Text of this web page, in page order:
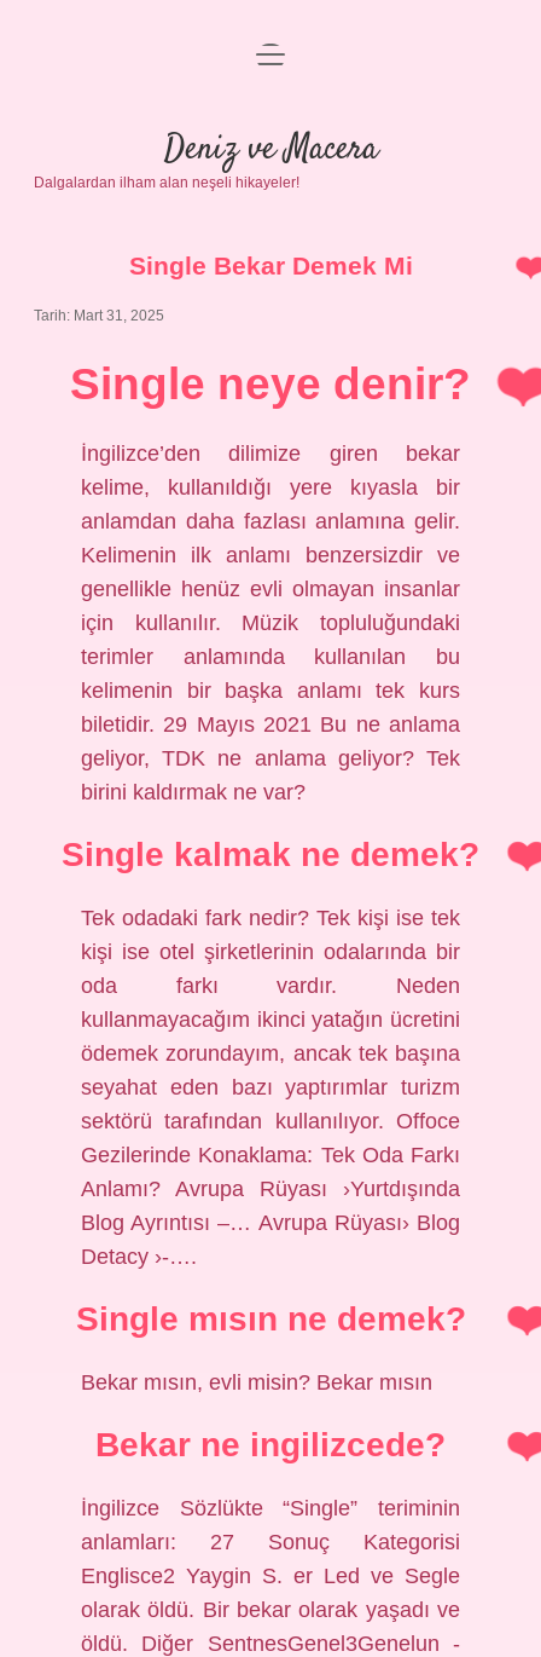
Anasayfa
Gizlilik Politikası
Yasal Uyarı
menüyü
Deniz ve Macera
Dalgalardan ilham alan neşeli hikayeler!
Single Bekar Demek Mi
Tarih: Mart 31, 2025
Single neye denir?
İngilizce’den dilimize giren bekar
kelime, kullanıldığı yere kıyasla bir
anlamdan daha fazlası anlamına gelir.
Kelimenin ilk anlamı benzersizdir ve
genellikle henüz evli olmayan insanlar
için kullanılır. Müzik topluluğundaki
terimler anlamında kullanılan bu
kelimenin bir başka anlamı tek kurs
biletidir. 29 Mayıs 2021 Bu ne anlama
geliyor, TDK ne anlama geliyor? Tek
birini kaldırmak ne var?
Single kalmak ne demek?
Tek odadaki fark nedir? Tek kişi ise tek
kişi ise otel şirketlerinin odalarında bir
oda farkı vardır. Neden
kullanmayacağım ikinci yatağın ücretini
ödemek zorundayım, ancak tek başına
seyahat eden bazı yaptırımlar turizm
sektörü tarafından kullanılıyor. Offoce
Gezilerinde Konaklama: Tek Oda Farkı
Anlamı? Avrupa Rüyası ›Yurtdışında
Blog Ayrıntısı –… Avrupa Rüyası› Blog
Detacy ›-….
Single mısın ne demek?
Bekar mısın, evli misin? Bekar mısın
Bekar ne ingilizcede?
İngilizce Sözlükte “Single” teriminin
anlamları: 27 Sonuç Kategorisi
Englisce2 Yaygin S. er Led ve Segle
olarak öldü. Bir bekar olarak yaşadı ve
öldü. Diğer SentnesGenel3Genelun -